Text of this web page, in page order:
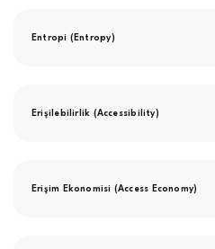
Entropi (Entropy)
Erişilebilirlik (Accessibility)
Erişim Ekonomisi (Access Economy)